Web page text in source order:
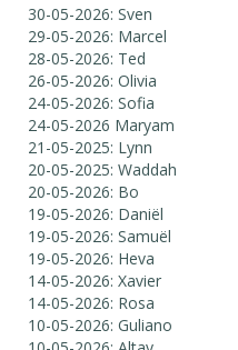
30-05-2026: Sven
29-05-2026: Marcel
28-05-2026: Ted
26-05-2026: Olivia
24-05-2026: Sofia
24-05-2026 Maryam
21-05-2025: Lynn
20-05-2025: Waddah
20-05-2026: Bo
19-05-2026: Daniël
19-05-2026: Samuël
19-05-2026: Heva
14-05-2026: Xavier
14-05-2026: Rosa
10-05-2026: Guliano